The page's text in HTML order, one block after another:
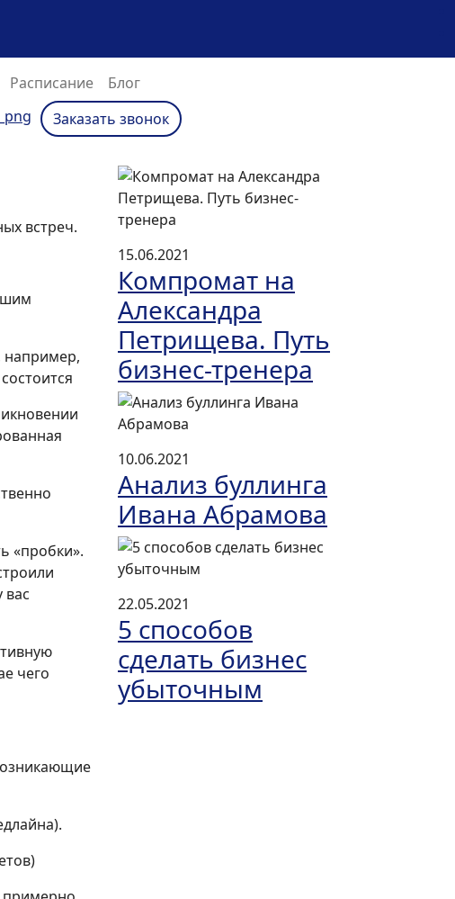
Расписание Блог(текущий)
Заказать звонок
встреч.
например,
«пробки».
вас
чего
15.06.2021
Компромат на
Александра
Петрищева. Путь
бизнес-тренера
10.06.2021
Анализ буллинга
Ивана Абрамова
22.05.2021
5 способов
сделать бизнес
убыточным